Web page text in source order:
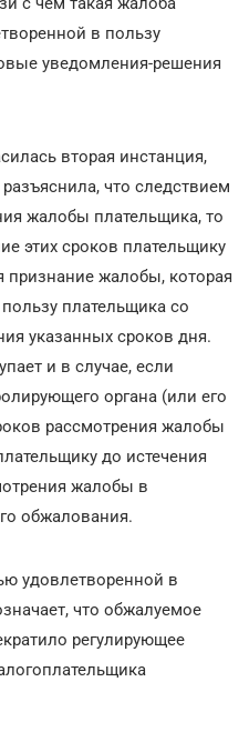
в пользу
уведомления-решения
вторая инстанция,
что следствием
жалобы плательщика, то
этих сроков плательщику
признание жалобы, которая
плательщика со
указанных сроков дня.
и в случае, если
органа (или его
рассмотрения жалобы
до истечения
жалобы в
обжалования.
удовлетворенной в
что обжалуемое
регулирующее